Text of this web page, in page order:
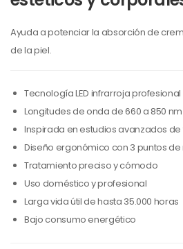
Ayuda a potenciar la absorción de
de la piel.
Tecnología LED infrarroja profesional
Longitudes de onda de 660 a 850 nm
Inspirada en estudios avanzados
Diseño ergonómico con 3 puntos
Tratamiento preciso y cómodo
Uso doméstico y profesional
Larga vida útil de hasta 35.000 horas
Bajo consumo energético